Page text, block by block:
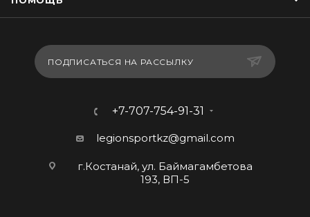
ПОДПИСАТЬСЯ НА РАССЫЛКУ
+7-707-754-91-31
legionsportkz@gmail.com
г.Костанай, ул. Баймагамбетова
193, ВП-5